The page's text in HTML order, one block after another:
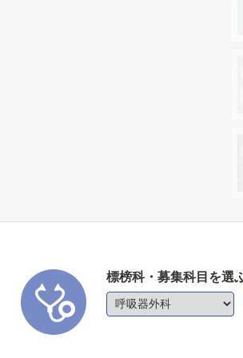
標榜科・募集科目を選